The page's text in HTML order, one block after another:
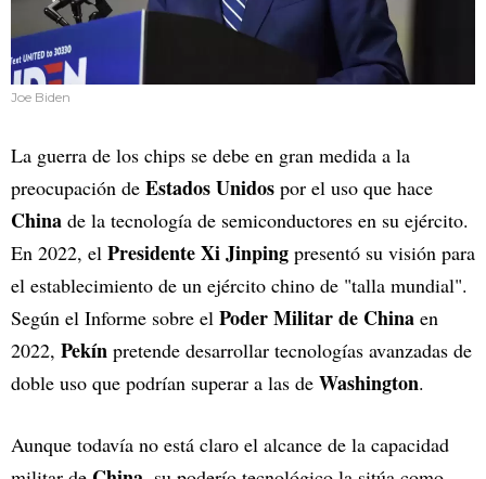
Joe Biden
La guerra de los chips se debe en gran medida a la
preocupación de Estados Unidos por el uso que hace
China de la tecnología de semiconductores en su ejército.
En 2022, el Presidente Xi Jinping presentó su visión para
el establecimiento de un ejército chino de "talla mundial".
Según el Informe sobre el Poder Militar de China en
2022, Pekín pretende desarrollar tecnologías avanzadas de
doble uso que podrían superar a las de Washington.
Aunque todavía no está claro el alcance de la capacidad